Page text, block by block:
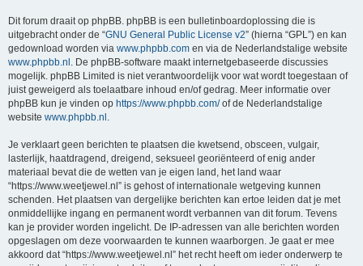
Dit forum draait op phpBB. phpBB is een bulletinboardoplossing die is
uitgebracht onder de “GNU General Public License v2” (hierna “GPL”) en kan
gedownload worden via www.phpbb.com en via de Nederlandstalige website
www.phpbb.nl . De phpBB-software maakt internetgebaseerde discussies
mogelijk. phpBB Limited is niet verantwoordelijk voor wat wordt toegestaan of
juist geweigerd als toelaatbare inhoud en/of gedrag. Meer informatie over
phpBB kun je vinden op https://www.phpbb.com/of de Nederlandstalige
website www.phpbb.nl .
Je verklaart geen berichten te plaatsen die kwetsend, obsceen, vulgair,
lasterlijk, haatdragend, dreigend, seksueel georiënteerd of enig ander
materiaal bevat die de wetten van je eigen land, het land waar
“https://www.weetjewel.nl” is gehost of internationale wetgeving kunnen
schenden. Het plaatsen van dergelijke berichten kan ertoe leiden dat je met
onmiddellijke ingang en permanent wordt verbannen van dit forum. Tevens
kan je provider worden ingelicht. De IP-adressen van alle berichten worden
opgeslagen om deze voorwaarden te kunnen waarborgen. Je gaat er mee
akkoord dat “https://www.weetjewel.nl” het recht heeft om ieder onderwerp te